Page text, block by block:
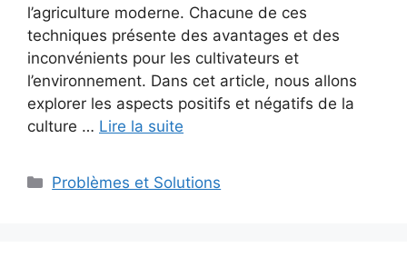
l’agriculture moderne. Chacune de ces
techniques présente des avantages et des
inconvénients pour les cultivateurs et
l’environnement. Dans cet article, nous allons
explorer les aspects positifs et négatifs de la
culture … Lire la suite
Catégories
Problèmes et Solutions